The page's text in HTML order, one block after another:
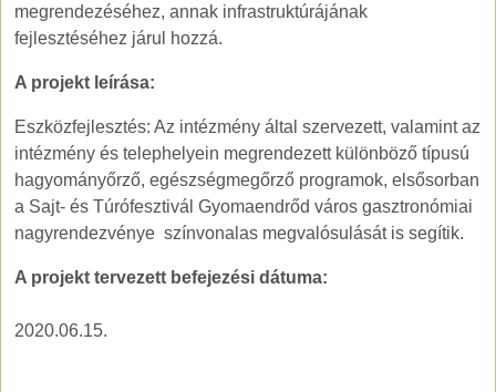
megrendezéséhez, annak infrastruktúrájának
fejlesztéséhez járul hozzá.
A projekt leírása:
Eszközfejlesztés: Az intézmény által szervezett, valamint az
intézmény és telephelyein megrendezett különböző típusú
hagyományőrző, egészségmegőrző programok, elsősorban
a Sajt- és Túrófesztivál Gyomaendrőd város gasztronómiai
nagyrendezvénye színvonalas megvalósulását is segítik.
A projekt tervezett befejezési dátuma:
2020.06.15.